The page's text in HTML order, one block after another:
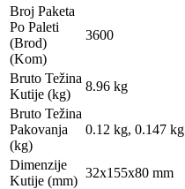
Broj Paketa
Po Paleti
(Brod)
(Kom)
3600
Bruto Težina
Kutije (kg)
8.96 kg
Bruto Težina
Pakovanja
(kg)
0.12 kg, 0.147 kg
Dimenzije
Kutije (mm)
32x155x80 mm